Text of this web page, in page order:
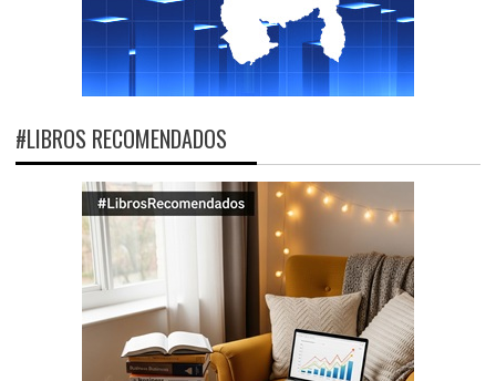
#LIBROS RECOMENDADOS